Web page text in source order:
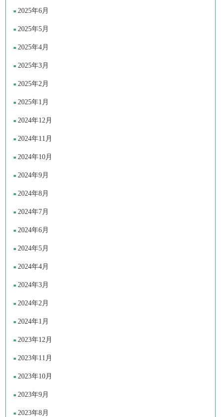
2025年6月
2025年5月
2025年4月
2025年3月
2025年2月
2025年1月
2024年12月
2024年11月
2024年10月
2024年9月
2024年8月
2024年7月
2024年6月
2024年5月
2024年4月
2024年3月
2024年2月
2024年1月
2023年12月
2023年11月
2023年10月
2023年9月
2023年8月